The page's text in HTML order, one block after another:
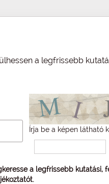
a legfrissebb
Írja be a képen látható
a legfrissebb kutatási,
.